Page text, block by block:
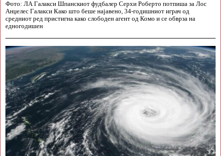
Фото: ЛА Галакси Шпанскиот фудбалер Серхи Роберто потпиша за Лос
Анџелес Галакси Како што беше најавено, 34-годишниот играч од
средниот ред пристигна како слободен агент од Комо и се обврза на
едногодишен